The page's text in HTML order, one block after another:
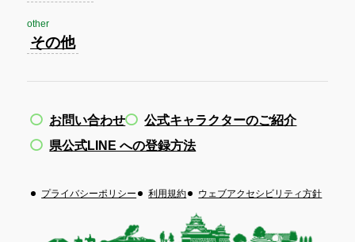
other
その他
お問い合わせ
公式キャラクターのご紹介
県公式LINE への登録方法
プライバシーポリシー 利用規約 ウェブアクセシビリティ方針